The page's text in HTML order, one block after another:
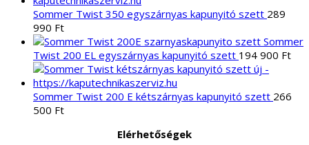
Sommer Twist 350 egyszárnyas kapunyitó szett 289
990 Ft
Sommer
Twist 200 EL egyszárnyas kapunyitó szett 194 900 Ft
Sommer Twist 200 E kétszárnyas kapunyitó szett 266
500 Ft
Elérhetőségek